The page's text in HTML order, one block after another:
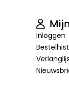
Inloggen